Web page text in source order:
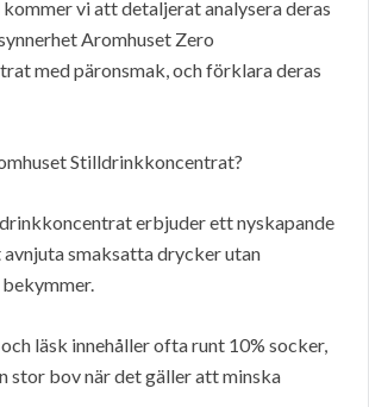
vi att detaljerat analysera deras
Aromhuset Zero
med päronsmak, och förklara deras
Stilldrinkkoncentrat?
erbjuder ett nyskapande
smaksatta drycker utan
läsk innehåller ofta runt 10% socker,
stor bov när det gäller att minska